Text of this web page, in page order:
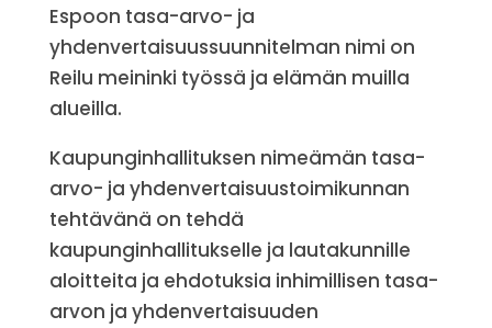
Espoon tasa-arvo- ja
yhdenvertaisuussuunnitelman nimi on
Reilu meininki työssä ja elämän muilla
alueilla.
Kaupunginhallituksen nimeämän tasa-
arvo- ja yhdenvertaisuustoimikunnan
tehtävänä on tehdä
kaupunginhallitukselle ja lautakunnille
aloitteita ja ehdotuksia inhimillisen tasa-
arvon ja yhdenvertaisuuden